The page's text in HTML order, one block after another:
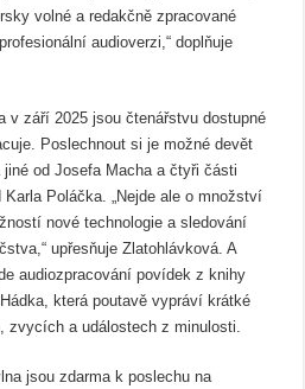
volné a redakčně zpracované
audioverzi,“ doplňuje
v září 2025 jsou čtenářstvu dostupné
Poslechnout si je možné devět
od Josefa Macha a čtyři části
Poláčka. „Nejde ale o množství
nové technologie a sledování
upřesňuje Zlatohlávková. A
audiozpracování povídek z knihy
která poutavě vypráví krátké
a událostech z minulosti.
jsou zdarma k poslechu na